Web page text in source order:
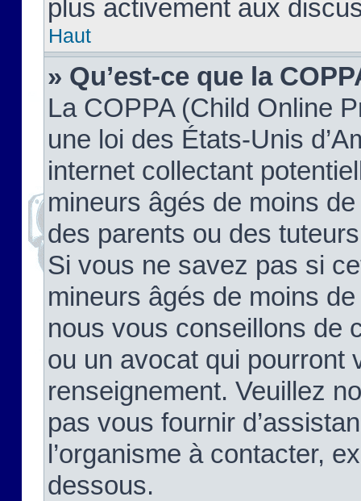
plus activement aux
Haut
» Qu’est-ce que la
La COPPA (Child Online
une loi des États-Unis
internet collectant
mineurs âgés de moins
des parents ou des
Si vous ne savez pas si
mineurs âgés de moins
nous vous conseillons de
ou un avocat qui pourront
renseignement. Veuillez
pas vous fournir
l’organisme à contacter,
dessous.